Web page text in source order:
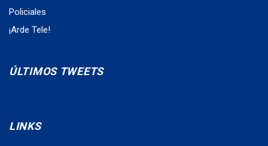
Policiales
¡Arde Tele!
ÚLTIMOS TWEETS
LINKS